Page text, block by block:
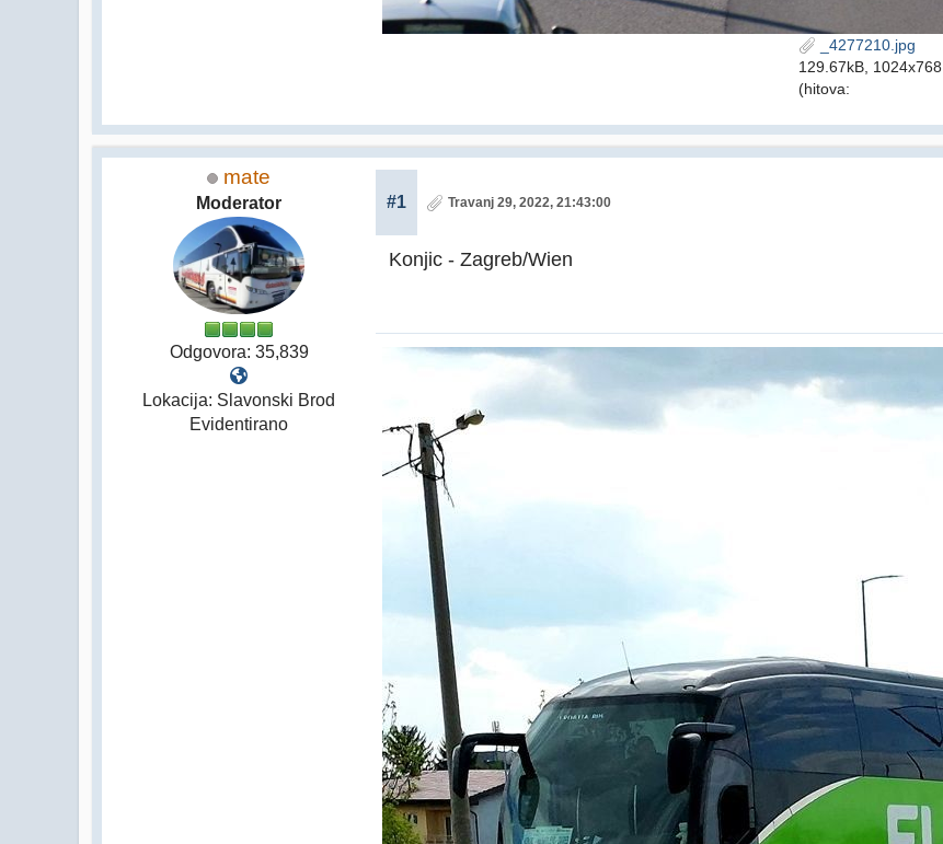
_4277210.jpg
129.67kB, 1024x768
(hitova:
mate
Moderator
Odgovora: 35,839
Lokacija: Slavonski Brod
Evidentirano
#1 Travanj 29, 2022, 21:43:00
Konjic - Zagreb/Wien